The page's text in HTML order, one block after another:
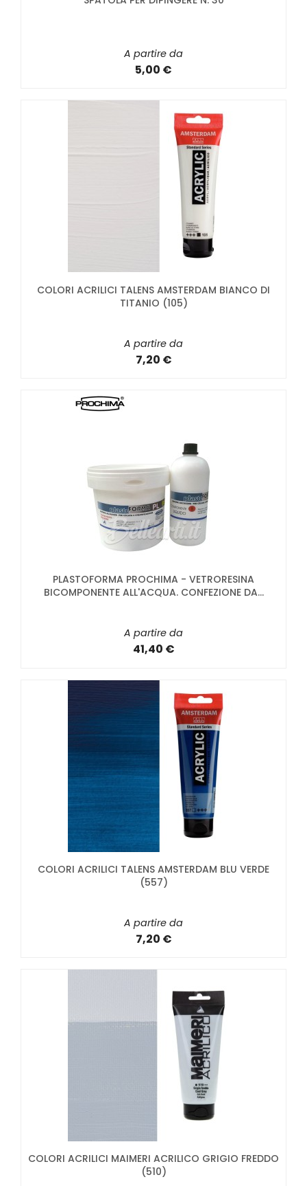
A partire da
5,00 €
COLORI ACRILICI TALENS AMSTERDAM BIANCO DI
TITANIO (105)
A partire da
7,20 €
PLASTOFORMA PROCHIMA - VETRORESINA
BICOMPONENTE ALL'ACQUA. CONFEZIONE DA...
A partire da
41,40 €
COLORI ACRILICI TALENS AMSTERDAM BLU VERDE
(557)
A partire da
7,20 €
COLORI ACRILICI MAIMERI ACRILICO GRIGIO FREDDO
(510)